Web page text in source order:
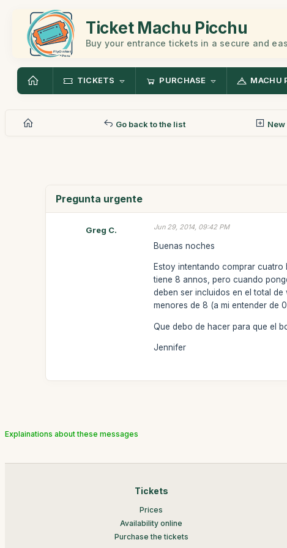
Ticket Machu Picchu
Buy your entrance tickets in a secure and
TICKETS PURCHASE MACHU
Go back to the list
Pregunta urgente
Greg C. Jun 29, 2014, 09:42 PM
Buenas noches
Estoy intentando comprar
tiene 8 annos, pero cuando
deben ser incluidos en el total
menores de 8 (a mi entender de
Que debo de hacer para que el
Jennifer
Explainations about these messages
Tickets
Prices
Availability online
Purchase the tickets